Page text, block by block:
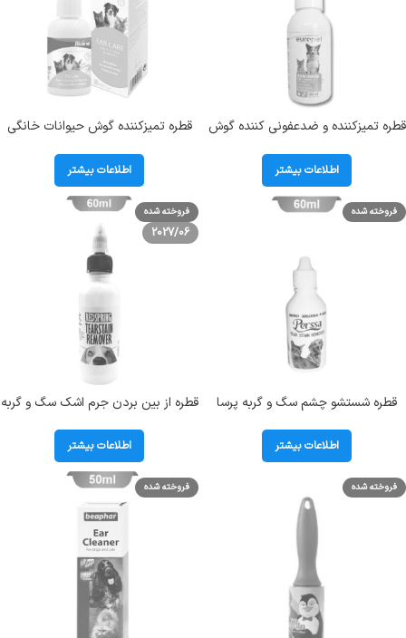
قطره تمیزکننده و ضدعفونی کننده گوش
100 میلی لیتر کد 112015
اطلاعات بیشتر
قطره تمیزکننده گوش حیوانات خانگی
Care
اطلاعات بیشتر
فروخته شده
قطره شستشو چشم سگ و گربه پرسا
Stain Remover
اطلاعات بیشتر
فروخته شده
2027/06
قطره از بین بردن جرم اشک سگ و گربه
اطلاعات بیشتر
فروخته شده فروخته شده